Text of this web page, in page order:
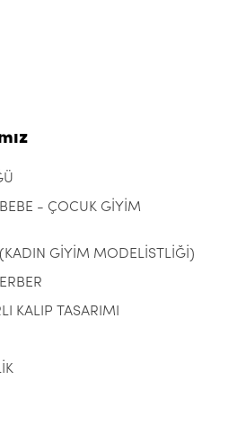
- ÇOCUK GİYİM
GİYİM MODELİSTLİĞİ)
KALIP TASARIMI